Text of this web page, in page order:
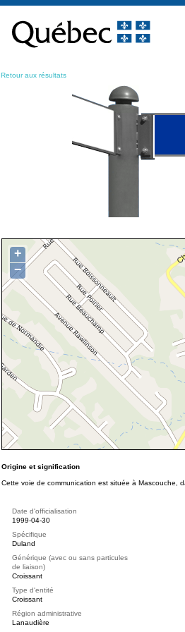
contenu
Retour aux résultats
+
−
Origine et signification
Cette voie de communication est située à Mascouche,
Date d'officialisation
1999-04-30
Spécifique
Duland
Générique (avec ou sans particules
de liaison)
Croissant
Type d'entité
Croissant
Région administrative
Lanaudière